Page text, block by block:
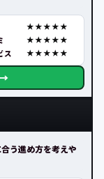
ス
う進め方を考えや